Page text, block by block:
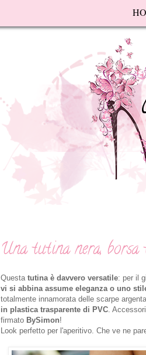
Una tutina nera, borsa
Questa tutina è davvero versatile: per il
vi si abbina assume eleganza o uno
totalmente innamorata delle scarpe
in plastica trasparente di PVC.
firmato BySimon!
Look perfetto per l'aperitivo. Che ve ne